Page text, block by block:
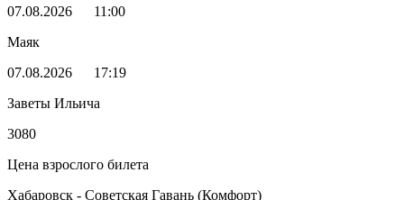
07.08.2026
11:00
Маяк
07.08.2026
17:19
Заветы Ильича
3080
Цена взрослого билета
Хабаровск - Советская Гавань (Комфорт)